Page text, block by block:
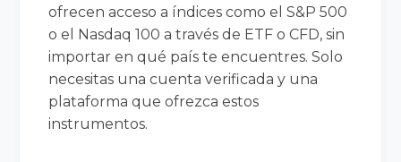
ofrecen acceso a índices como el S&P 500
o el Nasdaq 100 a través de ETF o CFD, sin
importar en qué país te encuentres. Solo
necesitas una cuenta verificada y una
plataforma que ofrezca estos
instrumentos.